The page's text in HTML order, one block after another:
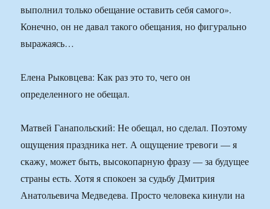
выполнил только обещание оставить себя самого».
Конечно, он не давал такого обещания, но фигурально
выражаясь…
Елена Рыковцева: Как раз это то, чего он
определенного не обещал.
Матвей Ганапольский: Не обещал, но сделал. Поэтому
ощущения праздника нет. А ощущение тревоги — я
скажу, может быть, высокопарную фразу — за будущее
страны есть. Хотя я спокоен за судьбу Дмитрия
Анатольевича Медведева. Просто человека кинули на